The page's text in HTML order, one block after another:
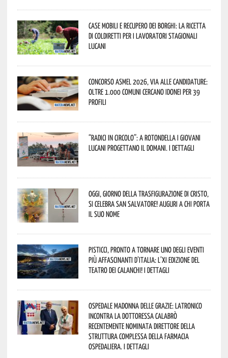
Case mobili e recupero dei borghi: la ricetta
di Coldiretti per i lavoratori stagionali
lucani
Concorso Asmel 2026, via alle candidature:
oltre 1.000 Comuni cercano idonei per 39
profili
“Radici in Circolo”: a Rotondella i giovani
lucani progettano il domani. I dettagli
Oggi, giorno della Trasfigurazione di Cristo,
si celebra San Salvatore! Auguri a chi porta
il suo nome
Pisticci, pronto a tornare uno degli eventi
più affascinanti d’Italia: l’XI edizione del
Teatro dei Calanchi! I dettagli
Ospedale Madonna delle Grazie: Latronico
incontra la dottoressa Calabrò
recentemente nominata Direttore della
Struttura Complessa della Farmacia
Ospedaliera. I dettagli